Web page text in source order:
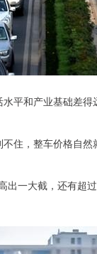
平和产业基础差
住，整车价格自
出一大截，还有超